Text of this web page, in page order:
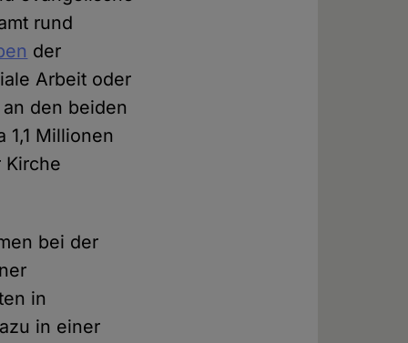
rund
der
Arbeit oder
den beiden
Millionen
Kirche
bei der
in
in einer